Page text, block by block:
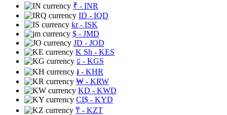
₹ - INR
ID - IQD
kr- ISK
$ - JMD
JD - JOD
K Sh - KES
⃀ - KGS
៛ - KHR
₩ - KRW
KD - KWD
CI$ - KYD
₸ - KZT